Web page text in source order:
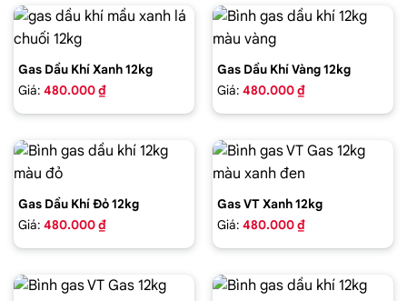
Gas Dầu Khí Xanh 12kg
Giá: 480.000 ₫
Gas Dầu Khí Vàng 12kg
Giá: 480.000 ₫
Gas Dầu Khí Đỏ 12kg
Giá: 480.000 ₫
Gas VT Xanh 12kg
Giá: 480.000 ₫